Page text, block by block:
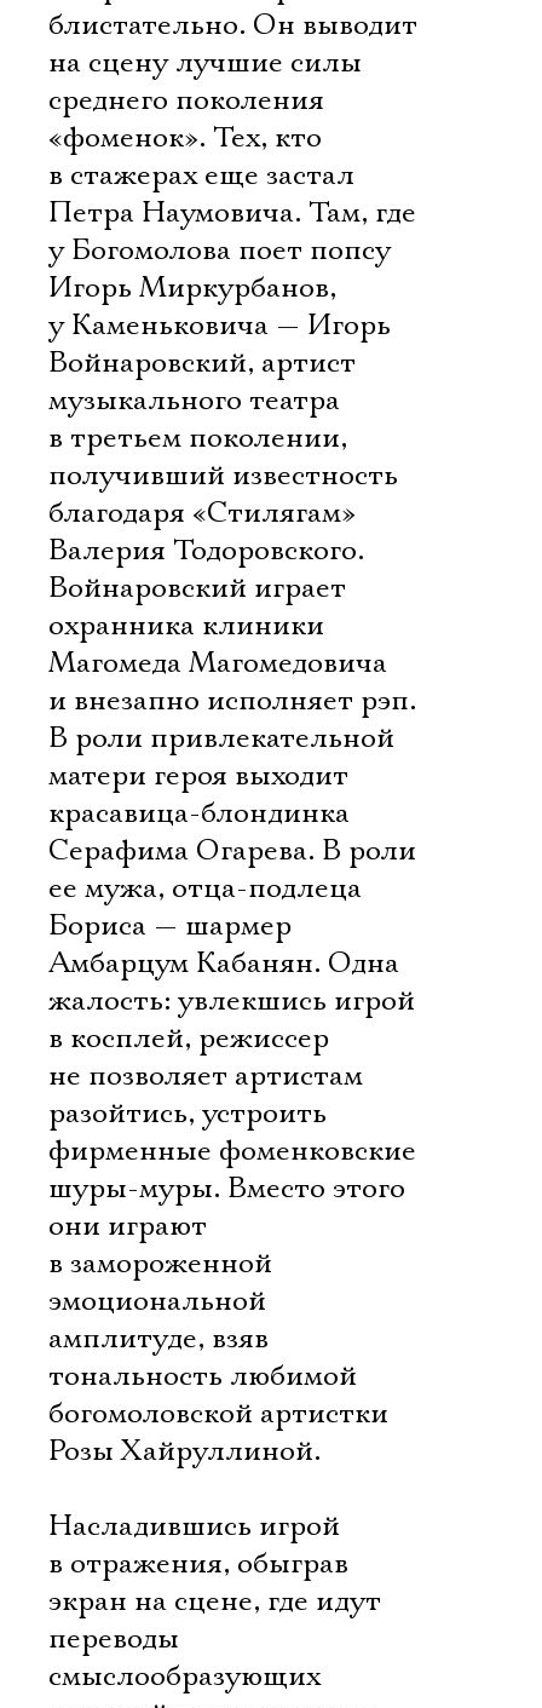
блистательно. Он выводит
на сцену лучшие силы
среднего поколения
«фоменок». Тех, кто
в стажерах еще застал
Петра Наумовича. Там, где
у Богомолова поет попсу
Игорь Миркурбанов,
у Каменьковича — Игорь
Войнаровский, артист
музыкального театра
в третьем поколении,
получивший известность
благодаря «Стилягам»
Валерия Тодоровского.
Войнаровский играет
охранника клиники
Магомеда Магомедовича
и внезапно исполняет рэп.
В роли привлекательной
матери героя выходит
красавица-блондинка
Серафима Огарева. В роли
ее мужа, отца-подлеца
Бориса — шармер
Амбарцум Кабанян. Одна
жалость: увлекшись игрой
в косплей, режиссер
не позволяет артистам
разойтись, устроить
фирменные фоменковские
шуры-муры. Вместо этого
они играют
в замороженной
эмоциональной
амплитуде, взяв
тональность любимой
богомоловской артистки
Розы Хайруллиной.
Насладившись игрой
в отражения, обыграв
экран на сцене, где идут
переводы
смыслообразующих
Ознакомиться